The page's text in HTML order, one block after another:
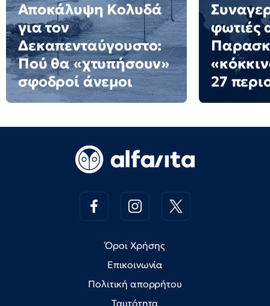
Αποκάλυψη Κολυδά
για τον
Δεκαπενταύγουστο:
Πού θα «χτυπήσουν»
σφοδροί άνεμοι
φωτιές
27
Όροι Χρήσης
Επικοινωνία
Πολιτική απορρήτου
Ταυτότητα